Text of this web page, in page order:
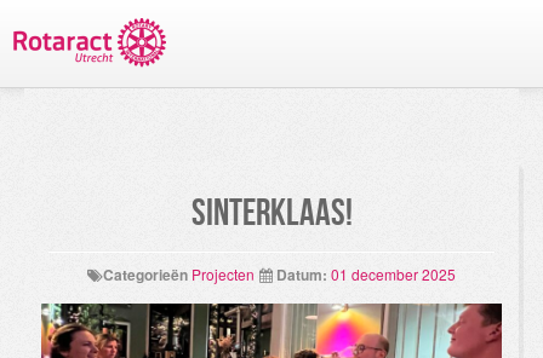
Sinterklaas!
Categorieën Projecten Datum: 01 december 2025